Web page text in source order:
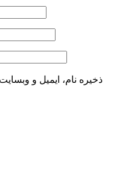
ذخیره نام، ایمیل و